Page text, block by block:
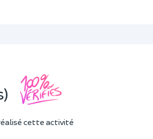
cette activité